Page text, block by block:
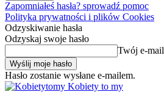
Zapomniałeś hasła? sprowadź pomoc
Polityka prywatności i plików Cookies
Odzyskiwanie hasła
Odzyskaj swoje hasło
Twój e-mail
Hasło zostanie wysłane e-mailem.
Kobiety to my